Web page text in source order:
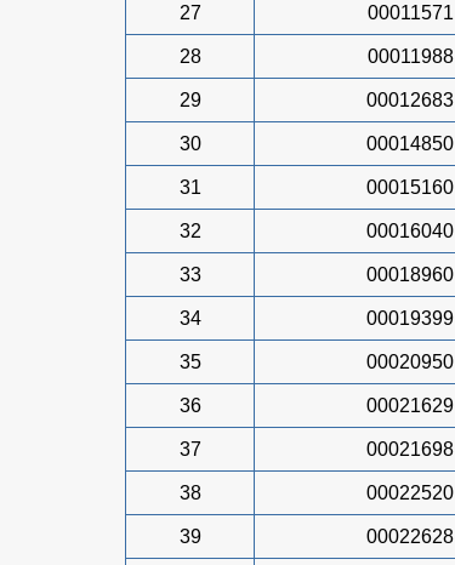
27 00011571
28 00011988
29 00012683
30 00014850
31 00015160
32 00016040
33 00018960
34 00019399
35 00020950
36 00021629
37 00021698
38 00022520
39 00022628